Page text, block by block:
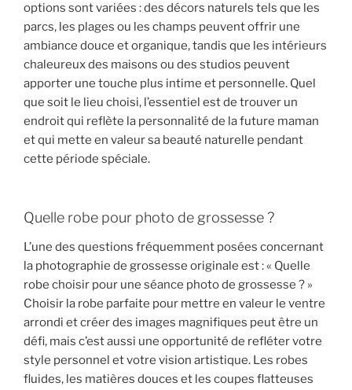
options sont variées : des décors naturels tels que les
parcs, les plages ou les champs peuvent offrir une
ambiance douce et organique, tandis que les intérieurs
chaleureux des maisons ou des studios peuvent
apporter une touche plus intime et personnelle. Quel
que soit le lieu choisi, l’essentiel est de trouver un
endroit qui reflète la personnalité de la future maman
et qui mette en valeur sa beauté naturelle pendant
cette période spéciale.
Quelle robe pour photo de grossesse ?
L’une des questions fréquemment posées concernant
la photographie de grossesse originale est : « Quelle
robe choisir pour une séance photo de grossesse ? »
Choisir la robe parfaite pour mettre en valeur le ventre
arrondi et créer des images magnifiques peut être un
défi, mais c’est aussi une opportunité de refléter votre
style personnel et votre vision artistique. Les robes
fluides, les matières douces et les coupes flatteuses